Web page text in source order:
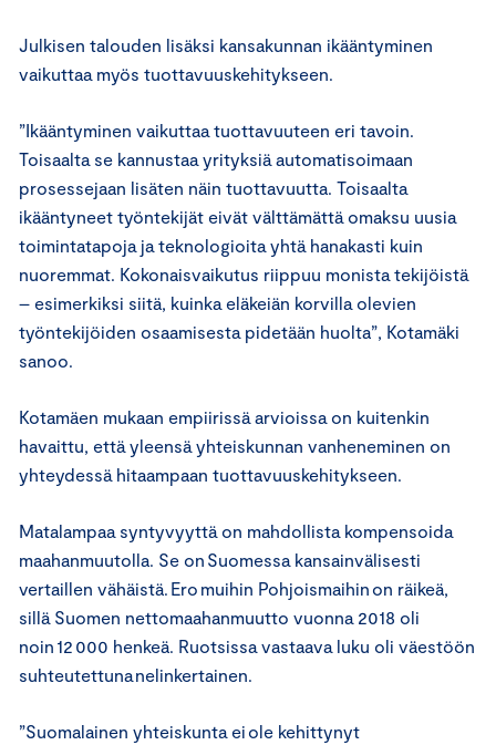
Julkisen talouden lisäksi kansakunnan ikääntyminen
vaikuttaa myös tuottavuuskehitykseen.
”Ikääntyminen vaikuttaa tuottavuuteen eri tavoin.
Toisaalta se kannustaa yrityksiä automatisoimaan
prosessejaan lisäten näin tuottavuutta. Toisaalta
ikääntyneet työntekijät eivät välttämättä omaksu uusia
toimintatapoja ja teknologioita yhtä hanakasti kuin
nuoremmat. Kokonaisvaikutus riippuu monista tekijöistä
– esimerkiksi siitä, kuinka eläkeiän korvilla olevien
työntekijöiden osaamisesta pidetään huolta”, Kotamäki
sanoo.
Kotamäen mukaan empiirissä arvioissa on kuitenkin
havaittu, että yleensä yhteiskunnan vanheneminen on
yhteydessä hitaampaan tuottavuuskehitykseen.
Matalampaa syntyvyyttä on mahdollista kompensoida
maahanmuutolla. Se on Suomessa kansainvälisesti
vertaillen vähäistä. Ero muihin Pohjoismaihin on räikeä,
sillä Suomen nettomaahanmuutto vuonna 2018 oli
noin 12 000 henkeä. Ruotsissa vastaava luku oli väestöön
suhteutettuna nelinkertainen.
”Suomalainen yhteiskunta ei ole kehittynyt